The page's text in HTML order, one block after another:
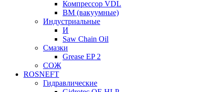
Компрессор VDL
ВМ (вакуумные)
Индустриальные
И
Saw Chain Oil
Смазки
Grease EP 2
СОЖ
ROSNEFT
Гидравлические